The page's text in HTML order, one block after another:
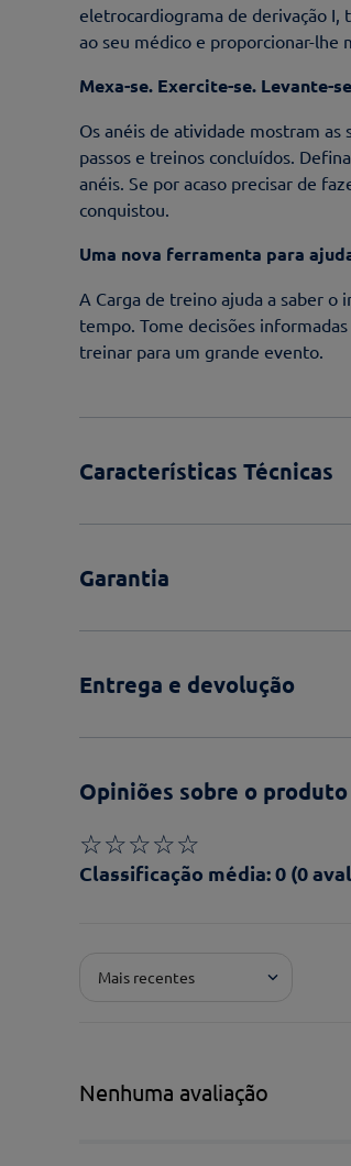
eletrocardiograma de derivação I,
ao seu médico e proporcionar-lhe
Mexa-se. Exercite-se. Levante-
Os anéis de atividade mostram
passos e treinos concluídos.
anéis. Se por acaso precisar de
conquistou.
Uma nova ferramenta para
A Carga de treino ajuda a saber
tempo. Tome decisões
treinar para um grande evento.
Características Técnicas
Garantia
Entrega e devolução
Opiniões sobre o produto
☆☆☆☆☆
Classificação média: 0 (0
Pontuação*
Mais recentes
Nenhuma avaliação